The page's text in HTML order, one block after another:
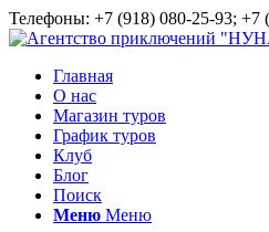
Телефоны: +7 (918) 080-25-93; +7
Главная
О нас
Магазин туров
График туров
Клуб
Блог
Поиск
Меню Меню